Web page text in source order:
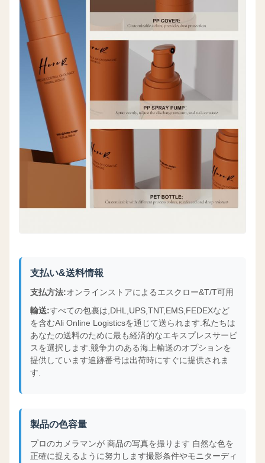
支払い&送料情報
支払方法:オンラインストアによるエスクロー&T/T可用
輸送:すべての包裹は,DHL,UPS,TNT,EMS,FEDEXなど
を含むAli Online Logisticsを通じて送られます.私たちは
あなたの送料のために最も経済的なエキスプレスサービ
スを選択します.競争力のある海上輸送のオプションを
提供しています追跡番号は出荷時にすぐに提供されま
す.
製品の色容量
プロのカメラマンが 商品の写真を撮ります 自然な色を
正確に捉えるように努力します撮影条件やモニターディ